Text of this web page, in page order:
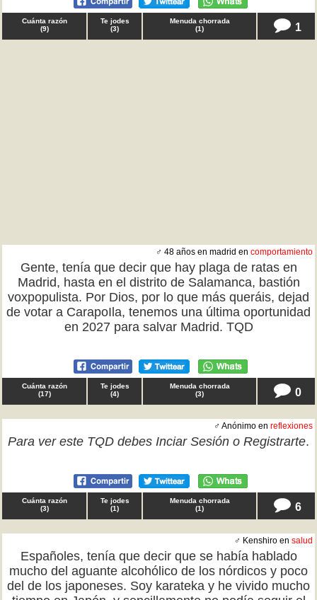
Cuánta razón
(9)
Te jodes
(3)
Menuda chorrada
(1) 1
♂ 48 años en madrid en comportamiento
Gente, tenía que decir que hay plaga de ratas en
Madrid, hasta en el distrito de Salamanca, bastión
voxpopulista. Por Dios, por lo que más queráis, dejad
de votar a CarapoIla, tenemos una última oportunidad
en 2027 para salvar Madrid. TQD
Cuánta razón
(17)
Te jodes
(4)
Menuda chorrada
(3) 0
♂ Anónimo en reflexiones
Para ver este TQD debes Inciar Sesión o Registrarte.
Cuánta razón
(3)
Te jodes
(1)
Menuda chorrada
(1) 6
♂ Kenshiro en salud
Españoles, tenía que decir que se había hablado
mucho del aguante alcohólico de los nórdicos y poco
del de los japoneses. Soy karateka y he vivido mucho